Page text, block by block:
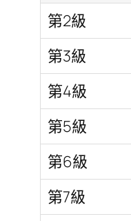
第2級
第3級
第4級
第5級
第6級
第7級